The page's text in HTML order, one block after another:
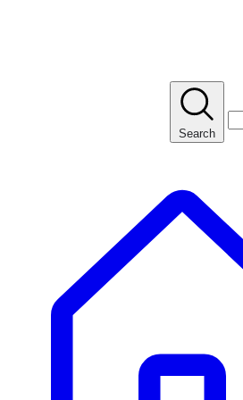
Search